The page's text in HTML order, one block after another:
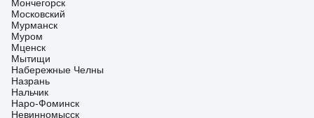
Мончегорск
Московский
Мурманск
Муром
Мценск
Мытищи
Набережные Челны
Назрань
Нальчик
Наро-Фоминск
Невинномысск